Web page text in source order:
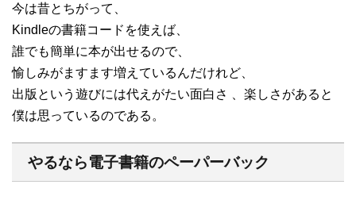
今は昔とちがって、
Kindleの書籍コードを使えば、
誰でも簡単に本が出せるので、
愉しみがますます増えているんだけれど、
出版という遊びには代えがたい面白さ 、楽しさがあると
僕は思っているのである。
やるなら電子書籍のペーパーバック